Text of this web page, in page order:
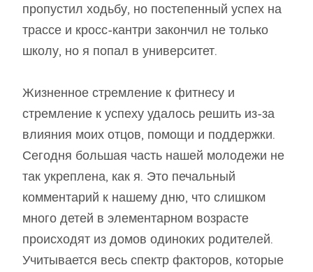
пропустил ходьбу, но постепенный успех на
трассе и кросс-кантри закончил не только
школу, но я попал в университет.
Жизненное стремление к фитнесу и
стремление к успеху удалось решить из-за
влияния моих отцов, помощи и поддержки.
Сегодня большая часть нашей молодежи не
так укреплена, как я. Это печальный
комментарий к нашему дню, что слишком
много детей в элементарном возрасте
происходят из домов одиноких родителей.
Учитывается весь спектр факторов, которые